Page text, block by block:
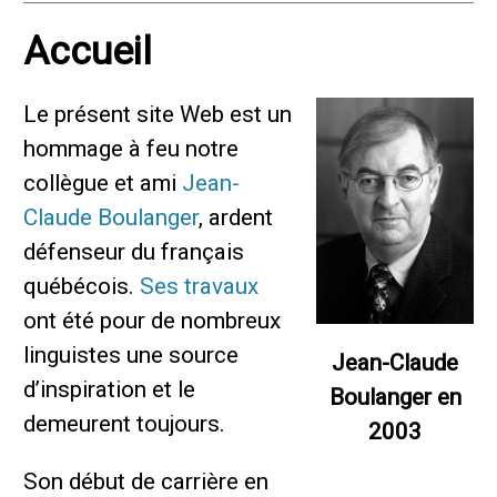
Accueil
Jean-Claude
Boulanger en
2003
Le présent site Web est un
hommage à feu notre
collègue et ami Jean-
Claude Boulanger, ardent
défenseur du français
québécois. Ses travaux
ont été pour de nombreux
linguistes une source
d’inspiration et le
demeurent toujours.
Son début de carrière en